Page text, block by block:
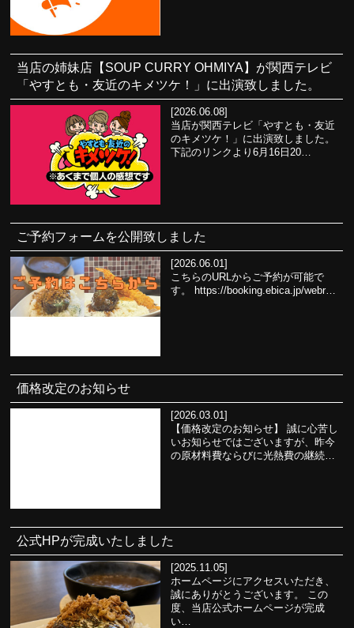
当店の姉妹店【SOUP CURRY OHMIYA】が関西テレビ
「やすとも・友近のキメツケ！」に出演致しました。
[2026.06.08]
当店が関西テレビ「やすとも・友近
のキメツケ！」に出演致しました。
下記のリンクより6月16日20…
ご予約フォームを公開致しました
[2026.06.01]
こちらのURLからご予約が可能で
す。 https://booking.ebica.jp/webr…
価格改定のお知らせ
[2026.03.01]
【価格改定のお知らせ】 誠に心苦し
いお知らせではございますが、昨今
の原材料費ならびに光熱費の継続…
公式HPが完成いたしました
[2025.11.05]
ホームページにアクセスいただき、
誠にありがとうございます。 この
度、当店公式ホームページが完成
い…